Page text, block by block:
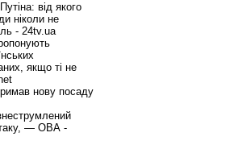
від якого
ніколи не
- 24tv.ua
якщо ті не
нову посаду
— ОВА -